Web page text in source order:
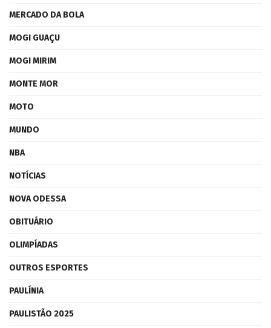
MERCADO DA BOLA
MOGI GUAÇU
MOGI MIRIM
MONTE MOR
MOTO
MUNDO
NBA
NOTÍCIAS
NOVA ODESSA
OBITUÁRIO
OLIMPÍADAS
OUTROS ESPORTES
PAULÍNIA
PAULISTÃO 2025